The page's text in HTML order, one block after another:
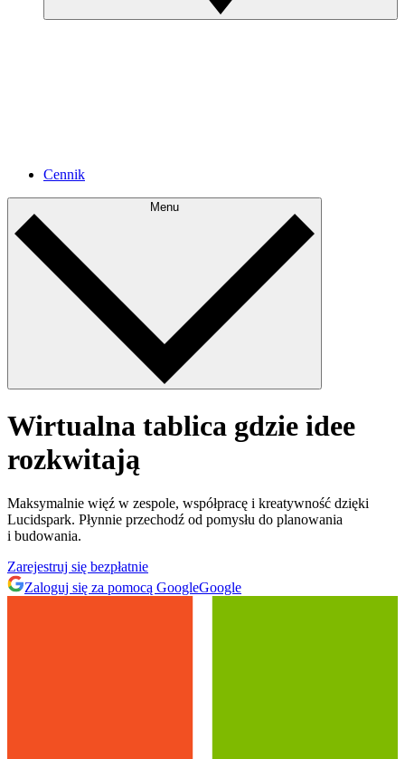
Cennik
Menu
Wirtualna tablica gdzie idee
rozkwitają
Maksymalnie więź w zespole, współpracę i kreatywność dzięki
Lucidspark. Płynnie przechodź od pomysłu do planowania
i budowania.
Zarejestruj się bezpłatnie
Zaloguj się za pomocą GoogleGoogle